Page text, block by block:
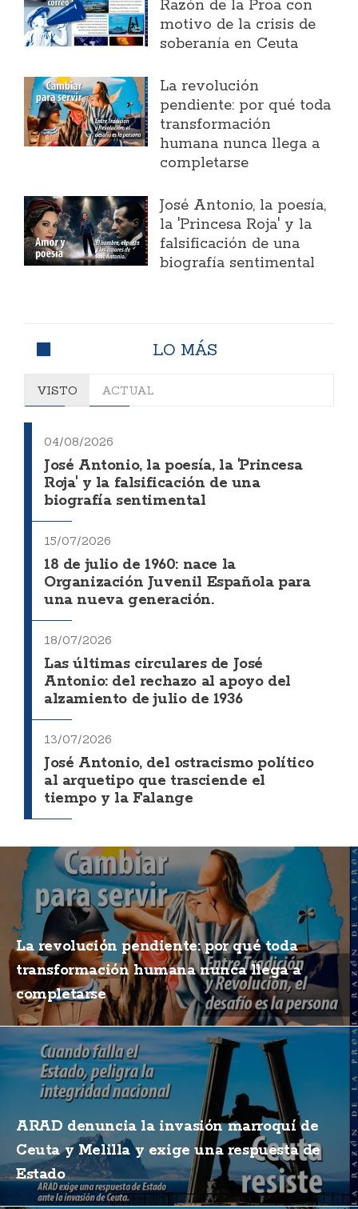
Razón de la Proa con
motivo de la crisis de
soberanía en Ceuta
La revolución
pendiente: por qué toda
transformación
humana nunca llega a
completarse
José Antonio, la poesía,
la 'Princesa Roja' y la
falsificación de una
biografía sentimental
LO MÁS
VISTO ACTUAL
04/08/2026
José Antonio, la poesía, la 'Princesa
Roja' y la falsificación de una
biografía sentimental
15/07/2026
18 de julio de 1960: nace la
Organización Juvenil Española para
una nueva generación.
18/07/2026
Las últimas circulares de José
Antonio: del rechazo al apoyo del
alzamiento de julio de 1936
13/07/2026
José Antonio, del ostracismo político
al arquetipo que trasciende el
tiempo y la Falange
La revolución pendiente: por qué toda
transformación humana nunca llega a
completarse
ARAD denuncia la invasión marroquí de
Ceuta y Melilla y exige una respuesta de
Estado